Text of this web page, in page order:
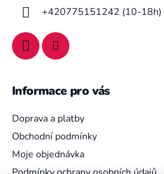
+420775151242 (10-18h)
Informace pro vás
Doprava a platby
Obchodní podmínky
Moje objednávka